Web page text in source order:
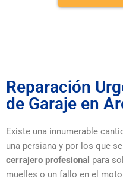
Reparación
de Garaje en
Existe una innumerable
una persiana y por los que
cerrajero profesional para
muelles o un fallo en el